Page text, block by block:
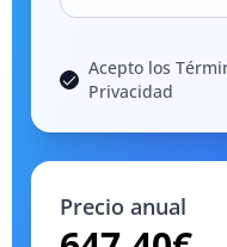
Acepto los
Privacidad
Precio anual